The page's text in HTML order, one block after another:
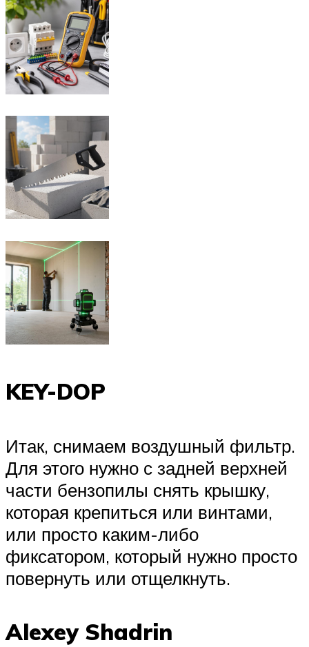
KEY-DOP
Итак, снимаем воздушный фильтр.
Для этого нужно с задней верхней
части бензопилы снять крышку,
которая крепиться или винтами,
или просто каким-либо
фиксатором, который нужно просто
повернуть или отщелкнуть.
Alexey Shadrin